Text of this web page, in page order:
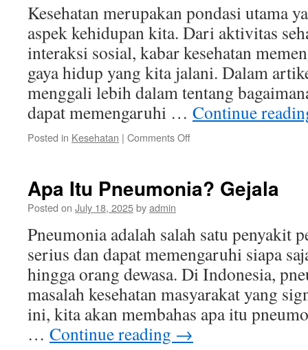
Kesehatan merupakan pondasi utama
aspek kehidupan kita. Dari aktivitas
interaksi sosial, kabar kesehatan
gaya hidup yang kita jalani. Dalam
menggali lebih dalam tentang
dapat memengaruhi … Continue
Posted in Kesehatan | Comments Offon
Mempengaruhi
Sehari-
Apa Itu Pneumonia? Gejala
Posted on July 18, 2025byadmin
Pneumonia adalah salah satu penyakit
serius dan dapat memengaruhi siapa
hingga orang dewasa. Di Indonesia,
masalah kesehatan masyarakat yang
ini, kita akan membahas apa itu
… Continue reading →